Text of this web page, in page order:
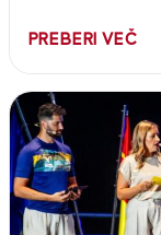
PREBERI VEČ